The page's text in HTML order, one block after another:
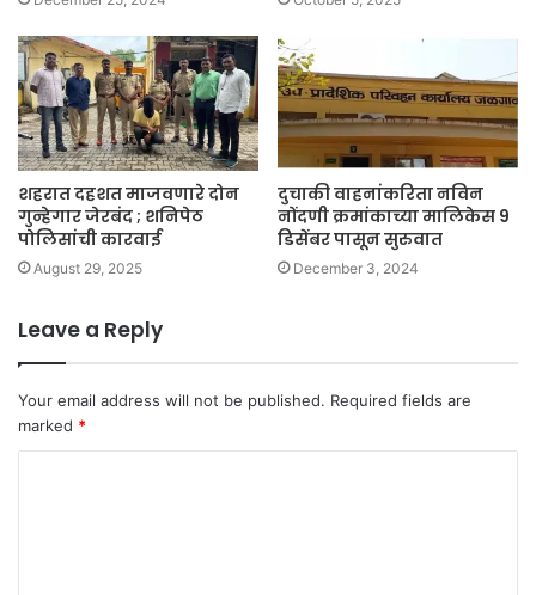
शहरात दहशत माजवणारे दोन
गुन्हेगार जेरबंद ; शनिपेठ
पोलिसांची कारवाई
August 29, 2025
दुचाकी वाहनांकरिता नविन
नोंदणी क्रमांकाच्या मालिकेस 9
डिसेंबर पासून सुरुवात
December 3, 2024
Leave a Reply
Your email address will not be published. Required fields are
marked *